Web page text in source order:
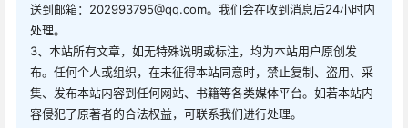
送到邮箱：202993795@qq.com。我们会在收到消息后24小时内
处理。
3、本站所有文章，如无特殊说明或标注，均为本站用户原创发
布。任何个人或组织，在未征得本站同意时，禁止复制、盗用、采
集、发布本站内容到任何网站、书籍等各类媒体平台。如若本站内
容侵犯了原著者的合法权益，可联系我们进行处理。